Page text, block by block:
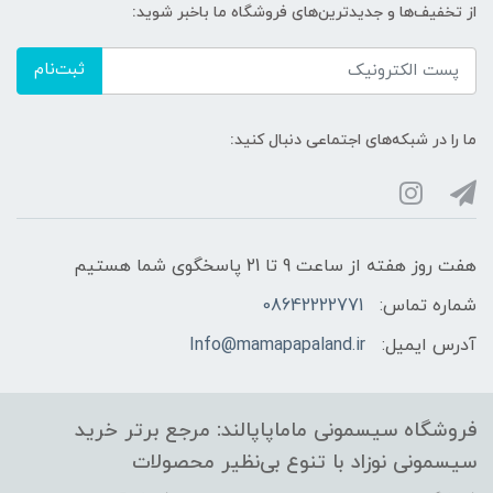
از تخفیف‌ها و جدیدترین‌های فروشگاه ما باخبر شوید:
ثبت‌نام
ما را در شبکه‌های اجتماعی دنبال کنید:
هفت روز هفته از ساعت 9 تا 21 پاسخگوی شما هستیم
شماره تماس:
08642222771
آدرس ایمیل:
Info@mamapapaland.ir
فروشگاه سیسمونی ماماپاپالند: مرجع برتر خرید
سیسمونی نوزاد با تنوع بی‌نظیر محصولات